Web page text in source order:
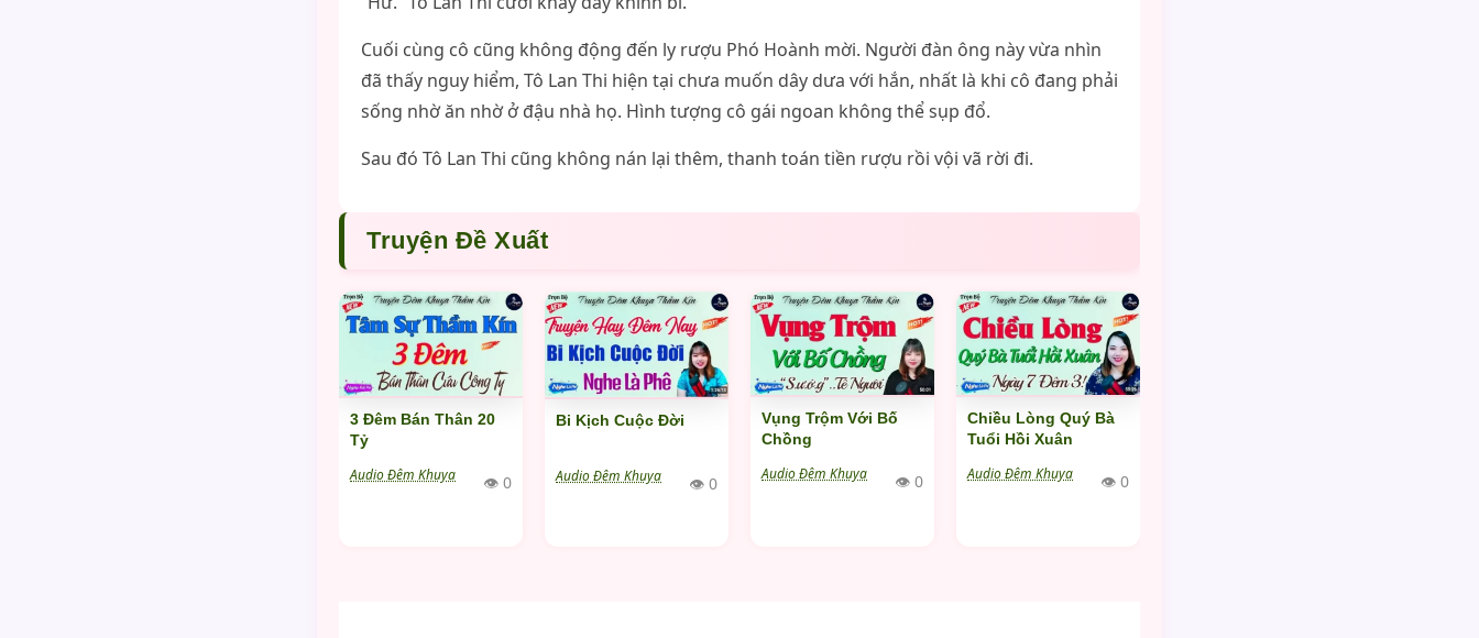
Cuối cùng cô cũng không động đến ly rượu Phó Hoành mời. Người đàn ông này vừa nhìn
đã thấy nguy hiểm, Tô Lan Thi hiện tại chưa muốn dây dưa với hắn, nhất là khi cô đang phải
sống nhờ ăn nhờ ở đậu nhà họ. Hình tượng cô gái ngoan không thể sụp đổ.
Sau đó Tô Lan Thi cũng không nán lại thêm, thanh toán tiền rượu rồi vội vã rời đi.
Truyện Đề Xuất
3 Đêm Bán Thân 20
Tỷ
Audio Đêm Khuya 👁 0
Bi Kịch Cuộc Đời
Audio Đêm Khuya 👁 0
Vụng Trộm Với Bố
Chồng
Audio Đêm Khuya 👁 0
Chiều Lòng Quý Bà
Tuổi Hồi Xuân
Audio Đêm Khuya 👁 0